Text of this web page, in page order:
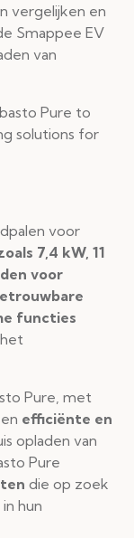
vergelijken en
Smappee EV
van
Pure to
solutions for
voor
7,4 kW, 11
voor
functies
Pure, met
efficiënte en
opladen van
Pure
die op zoek
hun